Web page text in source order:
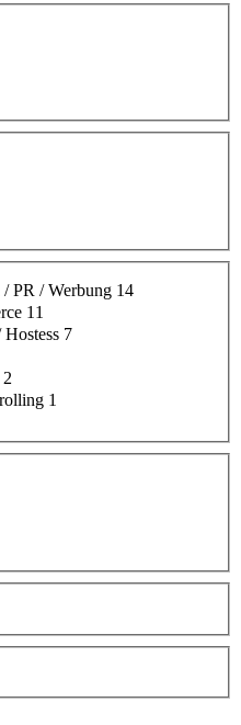
PR / Werbung 14
11
7
2
1